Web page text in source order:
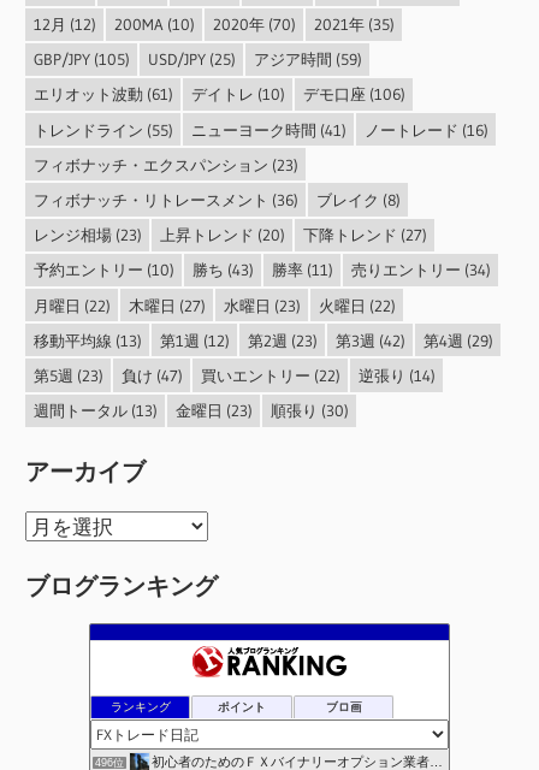
12月 (12) 200MA (10) 2020年(70) 2021年(35)
GBP/JPY(105) USD/JPY(25) アジア時間 (59)
エリオット波動 (61) デイトレ (10) デモ口座 (106)
トレンドライン (55) ニューヨーク時間 (41) ノートレード (16)
フィボナッチ・エクスパンション (23)
フィボナッチ・リトレースメント (36) ブレイク (8)
レンジ相場(23) 上昇トレンド (20) 下降トレンド (27)
予約エントリー (10) 勝ち (43) 勝率(11) 売りエントリー (34)
月曜日 (22) 木曜日 (27) 水曜日 (23) 火曜日 (22)
移動平均線 (13) 第1週 (12) 第2週 (23) 第3週 (42) 第4週 (29)
第5週 (23) 負け (47) 買いエントリー (22) 逆張り (14)
週間トータル(13) 金曜日 (23) 順張り (30)
アーカイブ
ア
カ
ブログランキング
ランキング ポイント ブロ画
496位 初心者のためのＦＸバイナリーオプション業者比較.com